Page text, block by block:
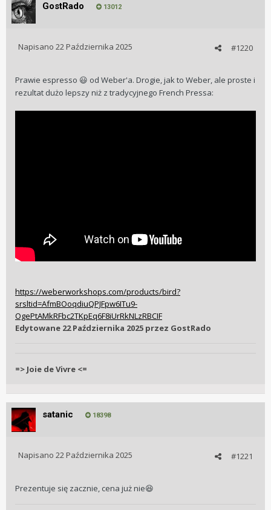
GostRado 13012
#1220
Napisano 22 Października 2025
Prawie espresso 😃 od Weber'a. Drogie, jak to Weber, ale proste i
rezultat dużo lepszy niż z tradycyjnego French Pressa:
https://weberworkshops.com/products/bird?
srsltid=AfmBOoqdiuQPJFpw6ITu9-
OgePtAMkRFbc2TKpEq6F8iUrRkNLzRBCIF
Edytowane 22 Października 2025 przez GostRado
=> Joie de Vivre <=
satanic 18398
#1221
Napisano 22 Października 2025
Prezentuje się zacznie, cena już nie😆